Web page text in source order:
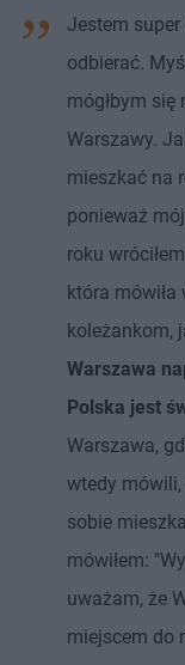
Jestem
odbierać.
mógłbym
Warszawy.
mieszkać na
ponieważ
roku
która
koleżankom,
Warszawa
Polska jest
Warszawa,
wtedy
sobie
mówiłem:
uważam, że
miejscem do